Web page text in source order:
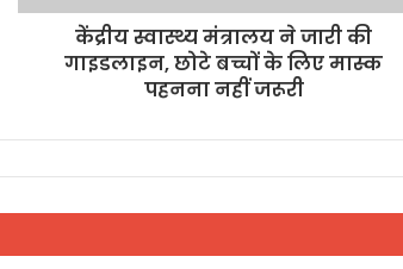
केंद्रीय स्वास्थ्य मंत्रालय ने जारी की
गाइडलाइन, छोटे बच्चों के लिए मास्क
पहनना नहीं जरूरी